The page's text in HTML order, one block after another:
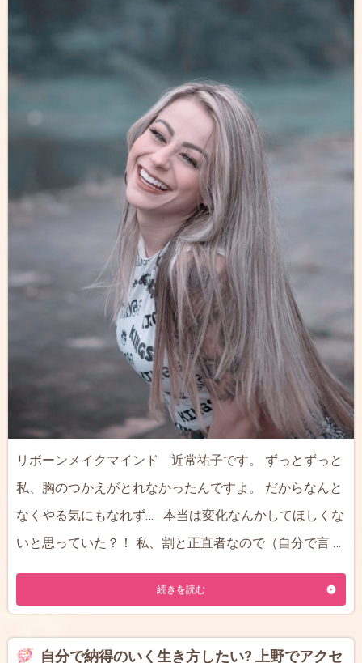
リボーンメイクマインド 近常祐子です。 ずっとずっと
私、胸のつかえがとれなかったんですよ。 だからなんと
なくやる気にもなれず… 本当は変化なんかしてほしくな
いと思っていた？！ 私、割と正直者なので（自分で言 …
続きを読む
自分で納得のいく生き方したい? 上野でアクセ